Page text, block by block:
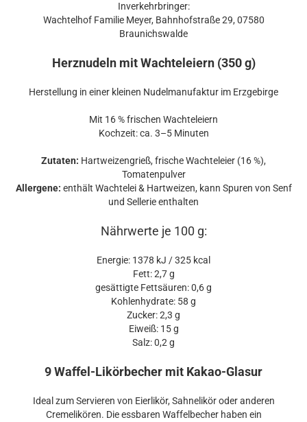
Inverkehrbringer:
Wachtelhof Familie Meyer, Bahnhofstraße 29, 07580
Braunichswalde
Herznudeln mit Wachteleiern (350 g)
Herstellung in einer kleinen Nudelmanufaktur im Erzgebirge
Mit 16 % frischen Wachteleiern
Kochzeit: ca. 3–5 Minuten
Zutaten: Hartweizengrieß, frische Wachteleier (16 %),
Tomatenpulver
Allergene: enthält Wachtelei & Hartweizen, kann Spuren von Senf
und Sellerie enthalten
Nährwerte je 100 g:
Energie: 1378 kJ / 325 kcal
Fett: 2,7 g
gesättigte Fettsäuren: 0,6 g
Kohlenhydrate: 58 g
Zucker: 2,3 g
Eiweiß: 15 g
Salz: 0,2 g
9 Waffel-Likörbecher mit Kakao-Glasur
Ideal zum Servieren von Eierlikör, Sahnelikör oder anderen
Cremelikören. Die essbaren Waffelbecher haben ein